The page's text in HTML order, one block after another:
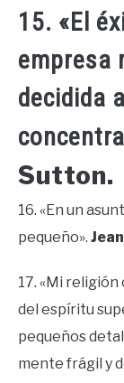
15. «El
empresa
decidida
Sutton.
16. «En un
pequeño».
17. «Mi
del espíritu
pequeños
mente frágil y